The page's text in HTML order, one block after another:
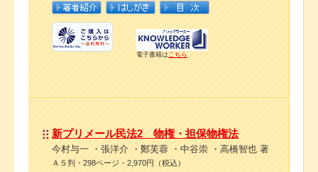
電子書籍はこちら
新プリメール民法2 物権・担保物権法
今村与一 ・張洋介 ・鄭芙蓉 ・中谷崇 ・高橋智也 著
Ａ５判・298ページ・2,970円（税込）